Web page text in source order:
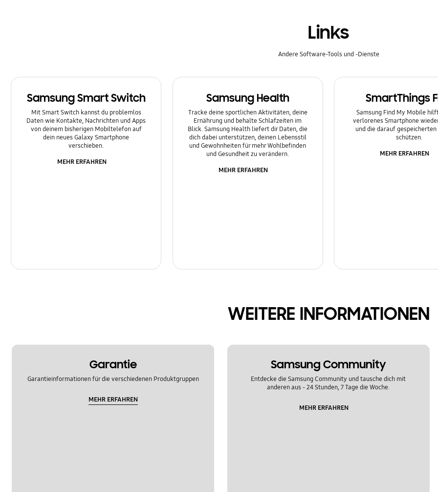
Ton
Links
Andere Software-Tools und -Dienste
Samsung Smart Switch
Mit Smart Switch kannst du problemlos
Daten wie Kontakte, Nachrichten und Apps
von deinem bisherigen Mobiltelefon auf
dein neues Galaxy Smartphone
verschieben.
MEHR ERFAHREN
Samsung Health
Tracke deine sportlichen Aktivitäten, deine
Ernährung und behalte Schlafzeiten im
Blick. Samsung Health liefert dir Daten, die
dich dabei unterstützen, deinen Lebensstil
und Gewohnheiten für mehr Wohlbefinden
und Gesundheit zu verändern.
MEHR ERFAHREN
SmartThings
Samsung Find My Mobile
verlorenes Smartphone
und die darauf
schützen.
MEHR ERFAHREN
WEITERE INFORMATIONEN
Garantie
Garantieinformationen für die verschiedenen Produktgruppen
MEHR ERFAHREN
Samsung Community
Entdecke die Samsung Community und tausche dich mit
anderen aus - 24 Stunden, 7 Tage die Woche.
MEHR ERFAHREN